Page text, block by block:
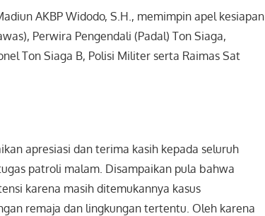
AKBP Widodo, S.H., memimpin apel kesiapan
Perwira Pengendali (Padal) Ton Siaga,
Ton Siaga B, Polisi Militer serta Raimas Sat
apresiasi dan terima kasih kepada seluruh
patroli malam. Disampaikan pula bahwa
karena masih ditemukannya kasus
remaja dan lingkungan tertentu. Oleh karena